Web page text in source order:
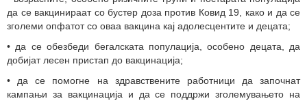
да се вакцинираат со бустер доза против Ковид 19, како и да се
зголеми опфатот со оваа вакцина кај адолесцентите и децата;
• да се обезбеди бегалската популација, особено децата, да
добијат лесен пристап до вакцинација;
• да се помогне на здравствените работници да започнат
кампањи за вакцинација и да се поддржи зголемувањето на